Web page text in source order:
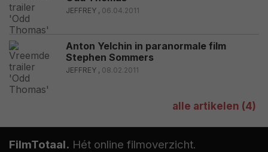
alle artikelen (4)
JEFFREY , 06.04.2011
Anton Yelchin in paranormale film
Stephen Sommers
JEFFREY , 08.02.2011
FilmTotaal. Hét online filmoverzicht.